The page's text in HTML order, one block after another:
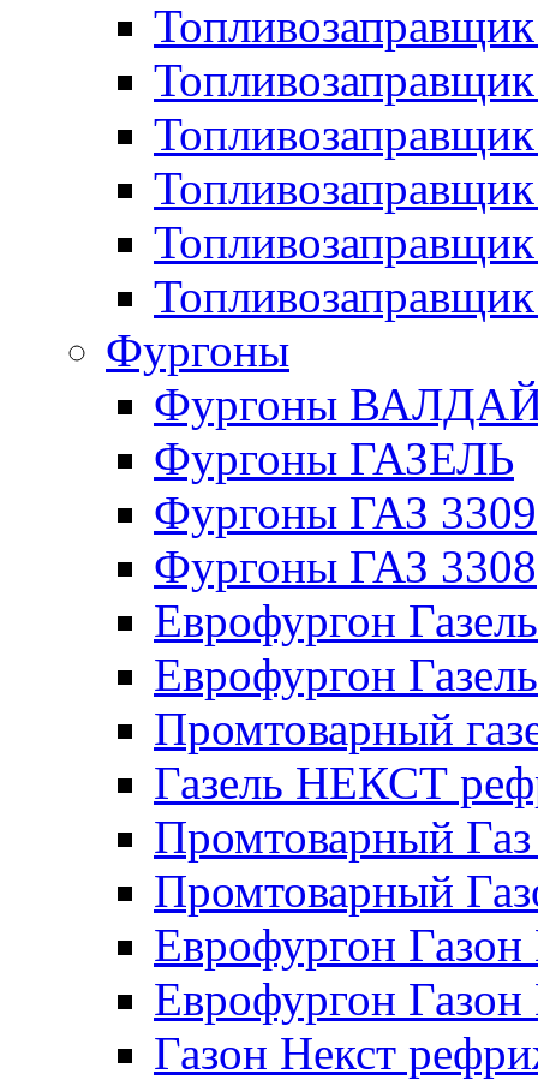
Фургоны
Фургоны
Фургоны ГАЗЕЛЬ
Фургоны ГАЗ 3309
Фургоны ГАЗ 3308
Еврофургон
Еврофургон
Промтоварный
Газель НЕКСТ
Промтоварный
Промтоварный
Еврофургон
Еврофургон
Газон Некст